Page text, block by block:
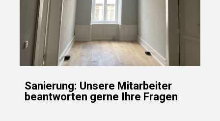
Sanierung: Unsere Mitarbeiter
beantworten gerne Ihre Fragen